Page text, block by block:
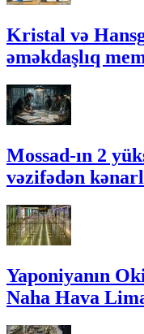
Kristal və
əməkdaşlıq
Mossad-ın 2
vəzifədən
Yaponiyanın
Naha Hava